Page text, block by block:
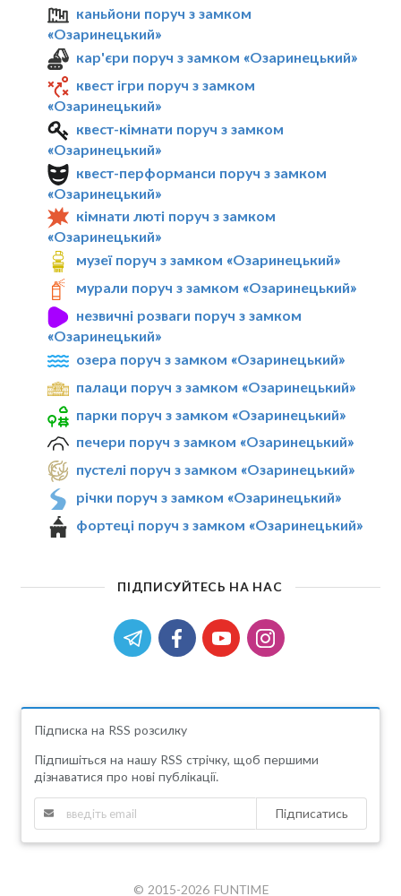
каньйони поруч з замком
«Озаринецький»
кар'єри поруч з замком «Озаринецький»
квест ігри поруч з замком
«Озаринецький»
квест-кімнати поруч з замком
«Озаринецький»
квест-перформанси поруч з замком
«Озаринецький»
кімнати люті поруч з замком
«Озаринецький»
музеї поруч з замком «Озаринецький»
мурали поруч з замком «Озаринецький»
незвичні розваги поруч з замком
«Озаринецький»
озера поруч з замком «Озаринецький»
палаци поруч з замком «Озаринецький»
парки поруч з замком «Озаринецький»
печери поруч з замком «Озаринецький»
пустелі поруч з замком «Озаринецький»
річки поруч з замком «Озаринецький»
фортеці поруч з замком «Озаринецький»
ПІДПИСУЙТЕСЬ НА НАС
Підписка на RSS розсилку
Підпишіться на нашу RSS стрічку, щоб першими
дізнаватися про нові публікації.
Підписатись
© 2015-2026 FUNTIME